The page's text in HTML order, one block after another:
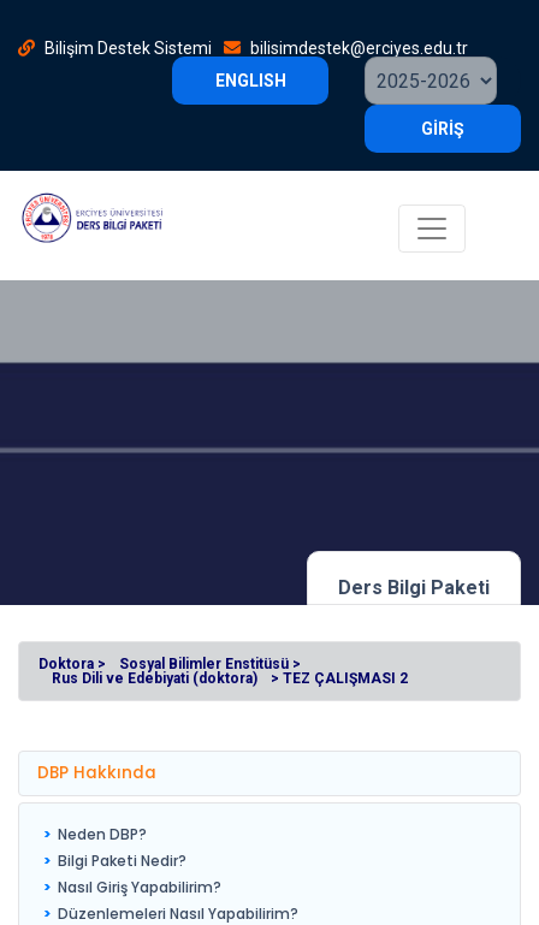
Bilişim Destek Sistemi
bilisimdestek@erciyes.edu.tr
ENGLISH
GİRİŞ
Ders Bilgi Paketi
Doktora >
Sosyal Bilimler Enstitüsü >
Rus Dili ve Edebiyati (doktora)
> TEZ ÇALIŞMASI 2
DBP Hakkında
Neden DBP?
Bilgi Paketi Nedir?
Nasıl Giriş Yapabilirim?
Düzenlemeleri Nasıl Yapabilirim?